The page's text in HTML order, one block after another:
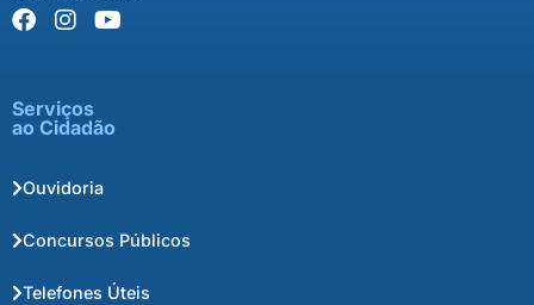
Serviços
ao Cidadão
Ouvidoria
Concursos Públicos
Telefones Úteis